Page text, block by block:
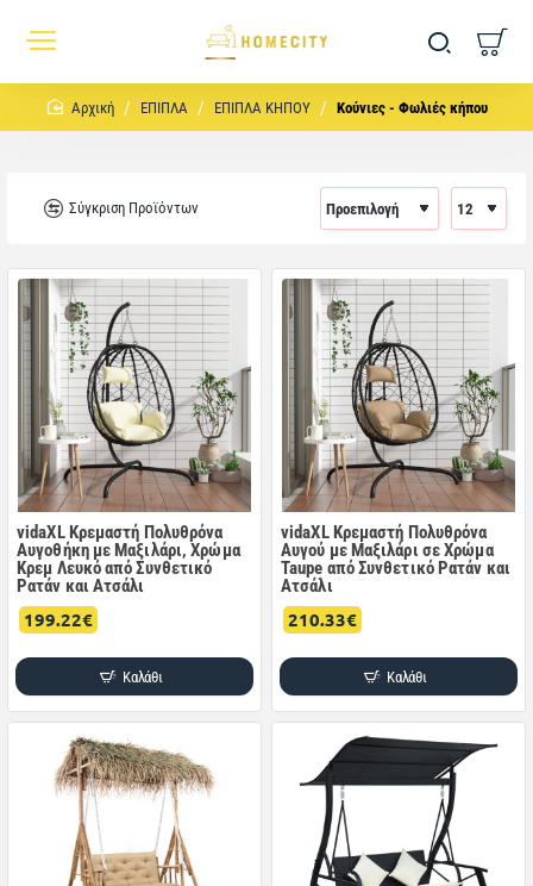
homeΕΠΙΠΛΑ ΕΠΙΠΛΑ ΚΗΠΟΥ Κούνιες - Φωλιές κήπου
Σύγκριση Προϊόντων
vidaXL Κρεμαστή Πολυθρόνα
Αυγοθήκη με Μαξιλάρι, Χρώμα
Κρεμ Λευκό από Συνθετικό
Ρατάν και Ατσάλι
199.22€
Καλάθι
vidaXL Κρεμαστή Πολυθρόνα
Αυγού με Μαξιλάρι σε Χρώμα
Taupe από Συνθετικό Ρατάν και
Ατσάλι
210.33€
Καλάθι